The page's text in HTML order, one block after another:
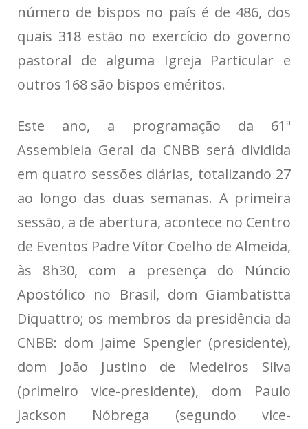
número de bispos no país é de 486, dos
quais 318 estão no exercício do governo
pastoral de alguma Igreja Particular e
outros 168 são bispos eméritos.
Este ano, a programação da 61ª
Assembleia Geral da CNBB será dividida
em quatro sessões diárias, totalizando 27
ao longo das duas semanas. A primeira
sessão, a de abertura, acontece no Centro
de Eventos Padre Vítor Coelho de Almeida,
às 8h30, com a presença do Núncio
Apostólico no Brasil, dom Giambatistta
Diquattro; os membros da presidência da
CNBB: dom Jaime Spengler (presidente),
dom João Justino de Medeiros Silva
(primeiro vice-presidente), dom Paulo
Jackson Nóbrega (segundo vice-